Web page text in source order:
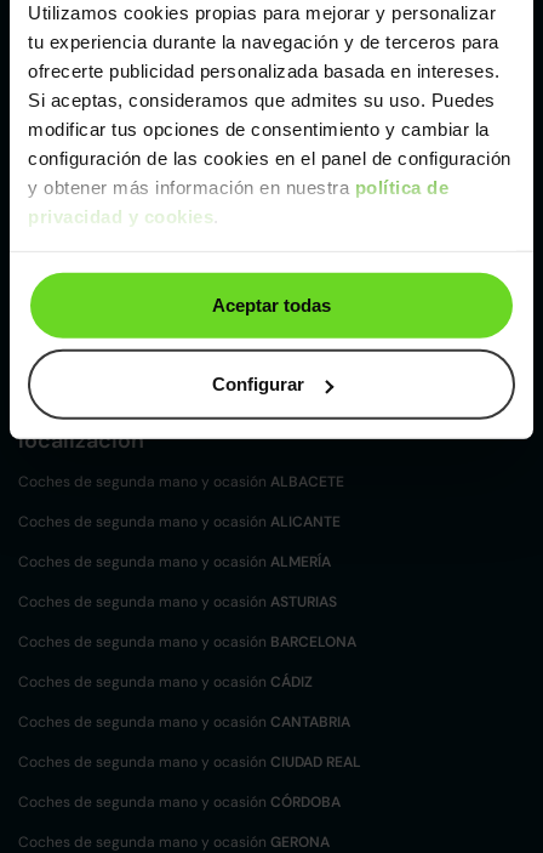
Utilizamos cookies propias para mejorar y personalizar
tu experiencia durante la navegación y de terceros para
ofrecerte publicidad personalizada basada en intereses.
Si aceptas, consideramos que admites su uso. Puedes
modificar tus opciones de consentimiento y cambiar la
configuración de las cookies en el panel de configuración
y obtener más información en nuestra política de
privacidad y cookies.
Aceptar todas
Configurar
Málaga
Valencia
Zaragoza
Ver Mazda CX-5 de segunda mano y ocasión
Mazda CX-5 de segunda mano y ocasión
Coches desegunda mano y ocasión por
localización
Coches de segunda mano y ocasión ALBACETE
Coches de segunda mano y ocasión ALICANTE
Coches de segunda mano y ocasión ALMERÍA
Coches de segunda mano y ocasión ASTURIAS
Coches de segunda mano y ocasión BARCELONA
Coches de segunda mano y ocasión CÁDIZ
Coches de segunda mano y ocasión CANTABRIA
Coches de segunda mano y ocasión CIUDAD REAL
Coches de segunda mano y ocasión CÓRDOBA
Coches de segunda mano y ocasión GERONA